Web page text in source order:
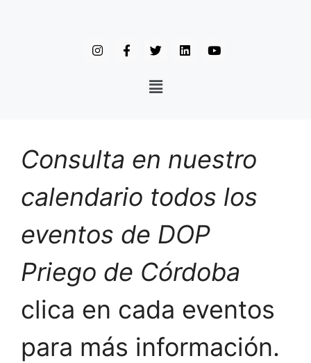
Consulta en nuestro
calendario todos los
eventos de DOP
Priego de Córdoba
clica en cada eventos
para más información.